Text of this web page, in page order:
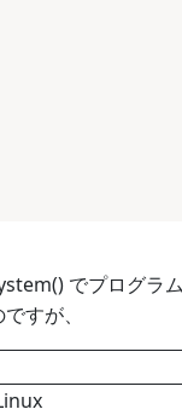
でプログラ
すが、